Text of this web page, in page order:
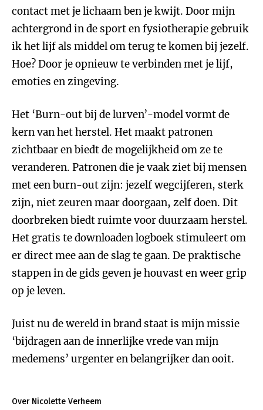
contact met je lichaam ben je kwijt. Door mijn
achtergrond in de sport en fysiotherapie gebruik
ik het lijf als middel om terug te komen bij jezelf.
Hoe? Door je opnieuw te verbinden met je lijf,
emoties en zingeving.
Het ‘Burn-out bij de lurven’-model vormt de
kern van het herstel. Het maakt patronen
zichtbaar en biedt de mogelijkheid om ze te
veranderen. Patronen die je vaak ziet bij mensen
met een burn-out zijn: jezelf wegcijferen, sterk
zijn, niet zeuren maar doorgaan, zelf doen. Dit
doorbreken biedt ruimte voor duurzaam herstel.
Het gratis te downloaden logboek stimuleert om
er direct mee aan de slag te gaan. De praktische
stappen in de gids geven je houvast en weer grip
op je leven.
Juist nu de wereld in brand staat is mijn missie
‘bijdragen aan de innerlijke vrede van mijn
medemens’ urgenter en belangrijker dan ooit.
Over Nicolette Verheem